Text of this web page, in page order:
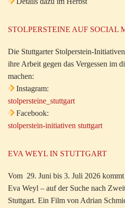
STOLPERSTEINE AUF SOCIAL
Die Stuttgarter Stolperstein-
ihre Arbeit gegen das Vergessen im
machen:
Instagram:
stolpersteine_stuttgart
Facebook:
stolperstein-initiativen stuttgart
EVA WEYL IN STUTTGART
Vom 29. Juni bis 3. Juli 2026
Eva Weyl – auf der Suche nach
Stuttgart. Ein Film von Adrian